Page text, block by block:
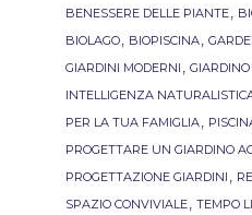
BENESSERE DELLE PIANTE,
BIOLAGO, BIOPISCINA,
GIARDINI MODERNI ,
INTELLIGENZA
PER LA TUA FAMIGLIA,
PROGETTARE UN GIARDINO
PROGETTAZIONE GIARDINI ,
SPAZIO CONVIVIALE, TEMPO